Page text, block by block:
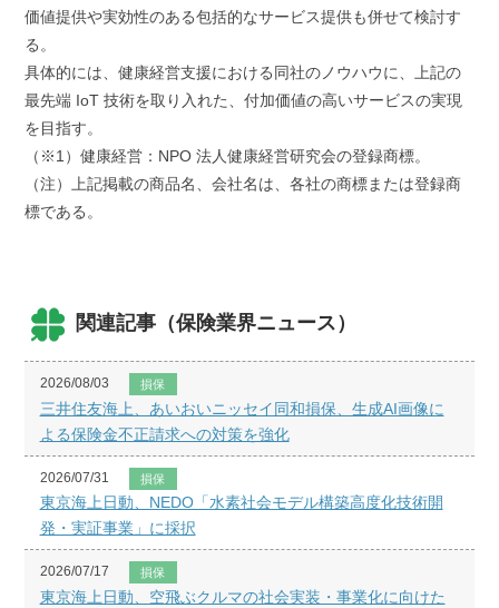
価値提供や実効性のある包括的なサービス提供も併せて検討す
る。
具体的には、健康経営支援における同社のノウハウに、上記の
最先端 IoT 技術を取り入れた、付加価値の高いサービスの実現
を目指す。
（※1）健康経営：NPO 法人健康経営研究会の登録商標。
（注）上記掲載の商品名、会社名は、各社の商標または登録商
標である。
関連記事（保険業界ニュース）
2026/08/03 損保
三井住友海上、あいおいニッセイ同和損保、生成AI画像に
よる保険金不正請求への対策を強化
2026/07/31 損保
東京海上日動、NEDO「水素社会モデル構築高度化技術開
発・実証事業」に採択
2026/07/17 損保
東京海上日動、空飛ぶクルマの社会実装・事業化に向けた